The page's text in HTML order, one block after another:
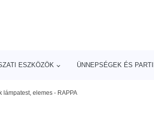
ESZKÖZÖK ÜNNEPSÉGEK ÉS
lámpatest, elemes - RAPPA